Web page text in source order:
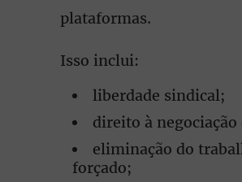
plataformas.
Isso inclui:
liberdade sindical;
direito à
eliminação do
forçado;